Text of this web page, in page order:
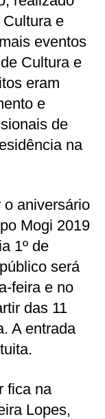
e
eventos
Cultura e
eram
e
de
na
o aniversário
Mogi 2019
1º de
será
feira e no
das 11
A entrada
fica na
Lopes,